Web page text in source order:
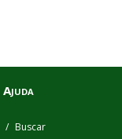
Ajuda
Buscar